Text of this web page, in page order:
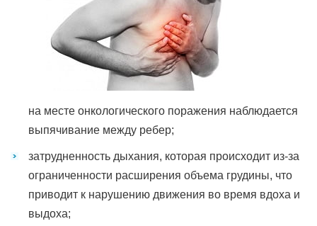
на месте онкологического поражения наблюдается
выпячивание между ребер;
затрудненность дыхания, которая происходит из-за
ограниченности расширения объема грудины, что
приводит к нарушению движения во время вдоха и
выдоха;